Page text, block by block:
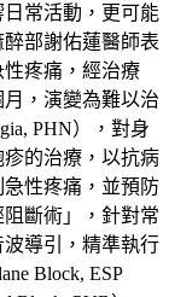
常活動，更可能
部謝佑蓮醫師表
疼痛，經治療
，演變為難以治
PHN），對身
的治療，以抗病
性疼痛，並預防
斷術」，針對常
導引，精準執行
Block, ESP